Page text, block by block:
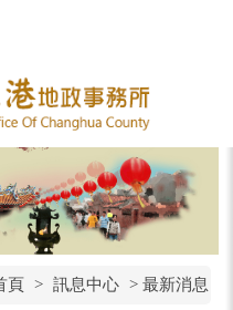
頁 > 訊息中心 >最新消息